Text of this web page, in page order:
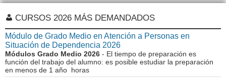
CURSOS 2026 MÁS DEMANDADOS
Módulo de Grado Medio en Atención a Personas en
Situación de Dependencia 2026
Módulos Grado Medio 2026 - El tiempo de preparación es
función del trabajo del alumno: es posible estudiar la preparación
en menos de 1 año horas